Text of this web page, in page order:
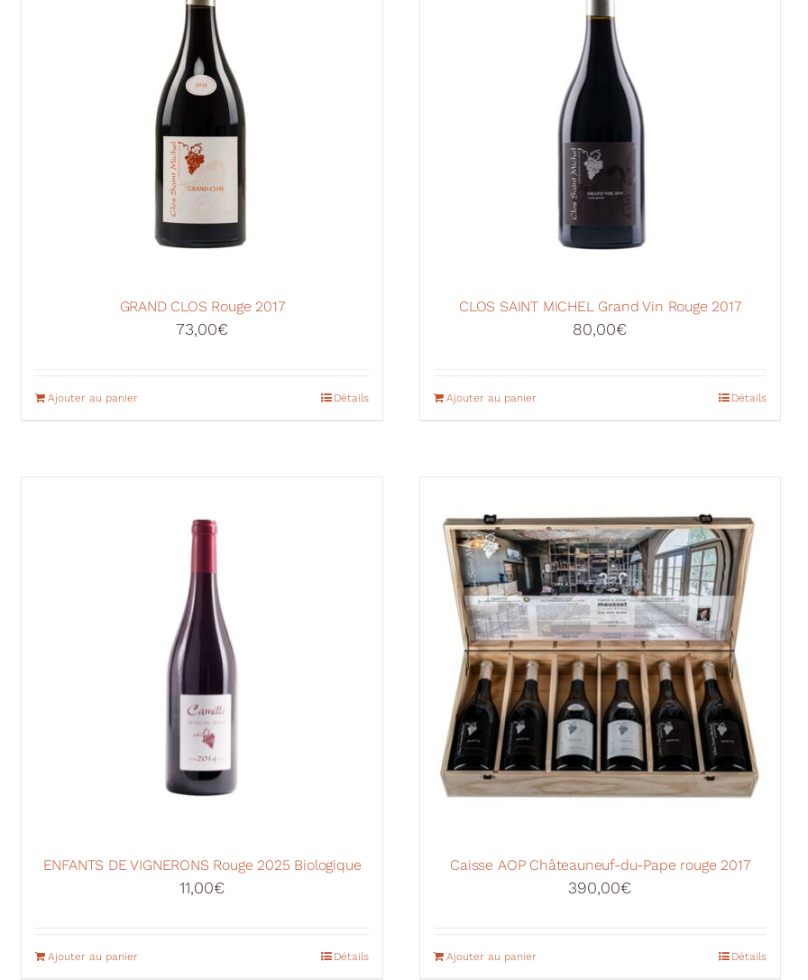
GRAND CLOS Rouge 2017
73,00€
Ajouter au panier Détails
CLOS SAINT MICHEL Grand Vin Rouge 2017
80,00€
Ajouter au panier Détails
ENFANTS DE VIGNERONS Rouge 2025 Biologique
11,00€
Ajouter au panier Détails
Caisse AOP Châteauneuf-du-Pape rouge 2017
390,00€
Ajouter au panier Détails